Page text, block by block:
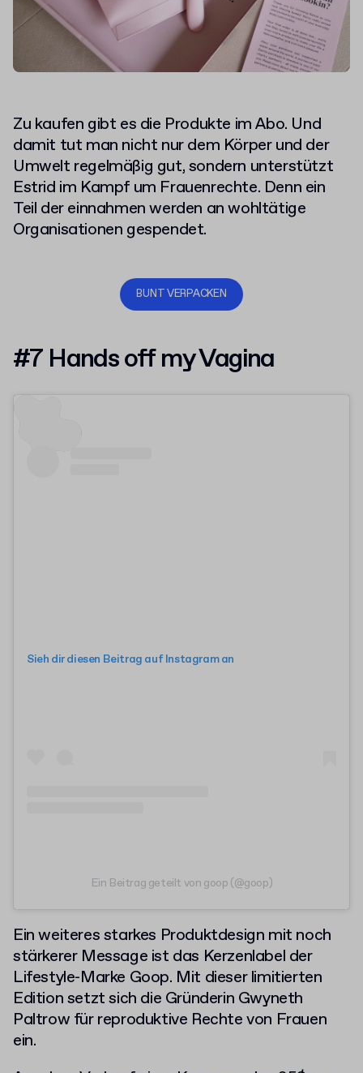
Zu kaufen gibt es die Produkte im Abo. Und
damit tut man nicht nur dem Körper und der
Umwelt regelmäßig gut, sondern unterstützt
Estrid im Kampf um Frauenrechte. Denn ein
Teil der einnahmen werden an wohltätige
Organisationen gespendet.
BUNT VERPACKEN
#7 Hands off my Vagina
Sieh dir diesen Beitrag auf Instagram an
Ein Beitrag geteilt von goop (@goop)
Ein weiteres starkes Produktdesign mit noch
stärkerer Message ist das Kerzenlabel der
Lifestyle-Marke Goop. Mit dieser limitierten
Edition setzt sich die Gründerin Gwyneth
Paltrow für reproduktive Rechte von Frauen
ein.